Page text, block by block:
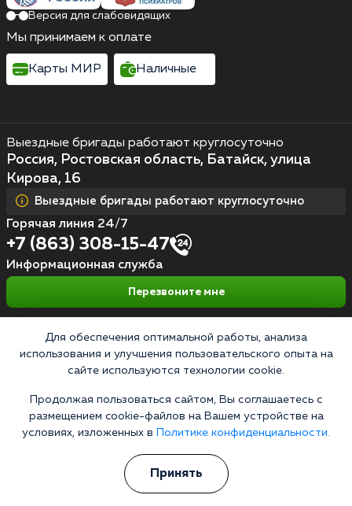
Кодирование алкоголизма
Зашиться от алкоголизма
Кодирование уколом
Выездные бригады работают круглосуточно
Россия, Ростовская область, Батайск, улица
Кирова, 16
Выездные бригады работают круглосуточно
Горячая линия 24/7
+7 (863) 308-15-47
Информационная служба
Перезвоните мне
Версия для слабовидящих
Мы принимаем к оплате
Карты МИР Наличные
Для обеспечения оптимальной работы, анализа
использования и улучшения пользовательского опыта на
сайте используются технологии cookie.
Продолжая пользоваться сайтом, Вы соглашаетесь с
размещением cookie-файлов на Вашем устройстве на
условиях, изложенных в
Политике конфиденциальности.
Принять